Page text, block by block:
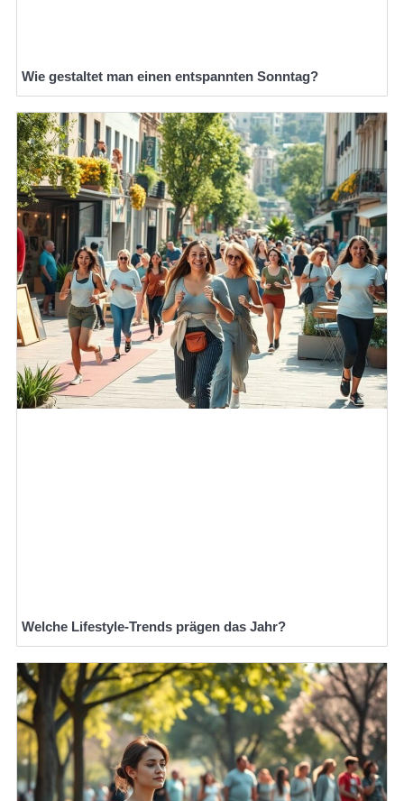
Wie gestaltet man einen entspannten Sonntag?
Welche Lifestyle-Trends prägen das Jahr?